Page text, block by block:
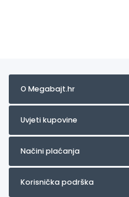
O Megabajt.hr
Uvjeti kupovine
Načini plaćanja
Korisnička podrška